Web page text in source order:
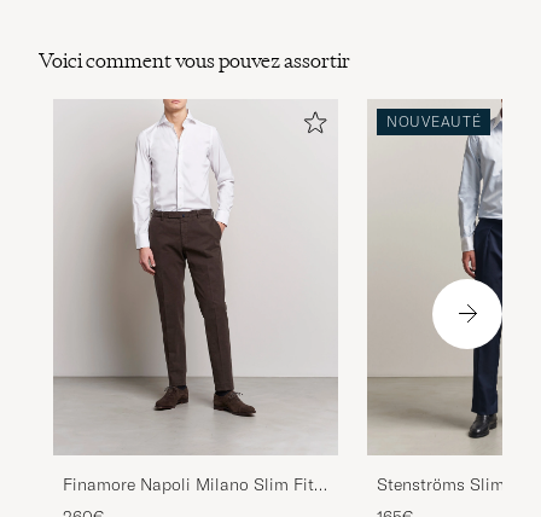
Voici comment vous pouvez assortir
Finamore Napoli Milano Slim Fit
Stretch Shirt White
NOUVEAUTÉ
Stenströms Slimline
Whinchester Shirt